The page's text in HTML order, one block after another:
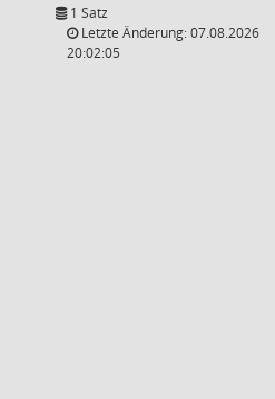
1 Satz
Letzte Änderung: 07.08.2026
20:02:05